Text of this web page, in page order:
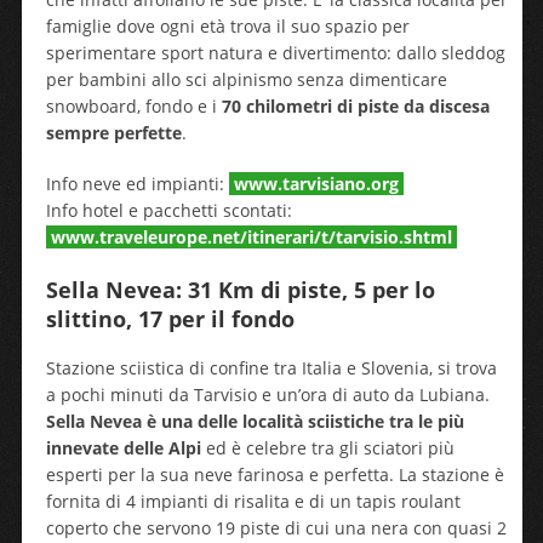
famiglie dove ogni età trova il suo spazio per
sperimentare sport natura e divertimento: dallo sleddog
per bambini allo sci alpinismo senza dimenticare
snowboard, fondo e i 70 chilometri di piste da discesa
sempre perfette.
Info neve ed impianti: www.tarvisiano.org
Info hotel e pacchetti scontati:
www.traveleurope.net/itinerari/t/tarvisio.shtml
Sella Nevea: 31 Km di piste, 5 per lo
slittino, 17 per il fondo
Stazione sciistica di confine tra Italia e Slovenia, si trova
a pochi minuti da Tarvisio e un’ora di auto da Lubiana.
Sella Nevea è una delle località sciistiche tra le più
innevate delle Alpied è celebre tra gli sciatori più
esperti per la sua neve farinosa e perfetta. La stazione è
fornita di 4 impianti di risalita e di un tapis roulant
coperto che servono 19 piste di cui una nera con quasi 2